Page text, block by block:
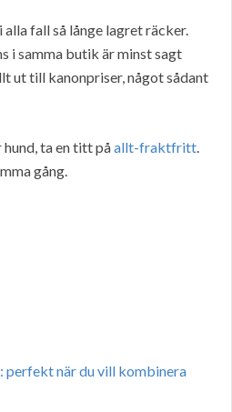
fall så långe lagret räcker.
i samma butik är minst sagt
ut till kanonpriser, något sådant
ta en titt påallt-fraktfritt.
gång.
perfekt när du vill kombinera